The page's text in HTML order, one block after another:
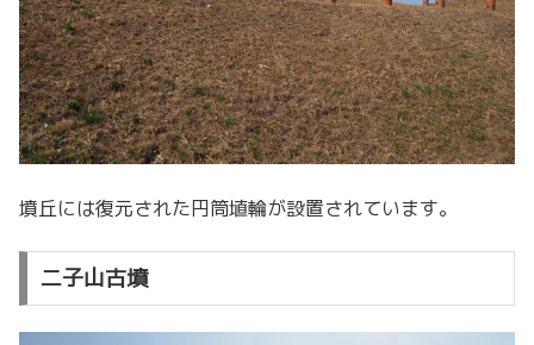
墳丘には復元された円筒埴輪が設置されています。
二子山古墳